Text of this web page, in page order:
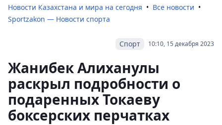
Новости Казахстана и мира на сегодня
Все новости
Sportzakon — Новости спорта
10:10, 15 декабря 2023
Спорт
Жанибек Алиханулы
раскрыл подробности о
подаренных Токаеву
боксерских перчатках